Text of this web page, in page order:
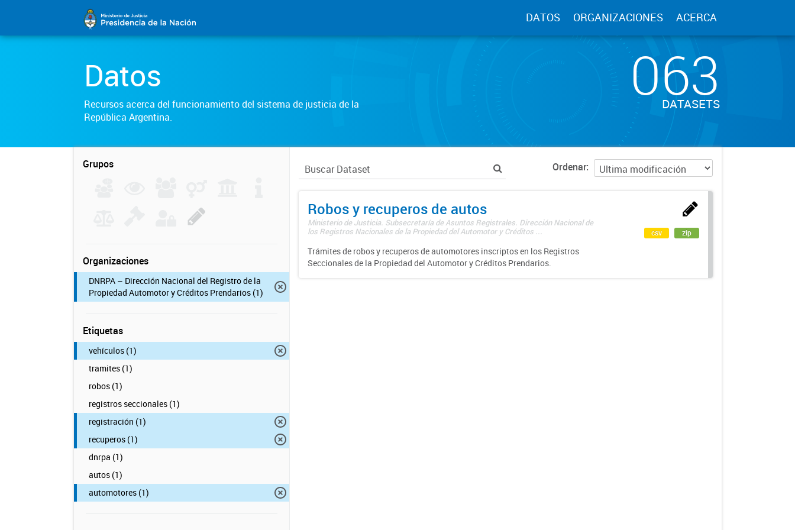
DATOS ORGANIZACIONES ACERCA
Datos
Recursos acerca del funcionamiento del sistema de justicia de la
República Argentina.
063
DATASETS
Grupos
Organizaciones
DNRPA – Dirección Nacional del Registro de la
Propiedad Automotor y Créditos Prendarios (1)
Etiquetas
vehículos (1)
tramites (1)
robos (1)
registros seccionales (1)
registración (1)
recuperos (1)
dnrpa (1)
autos (1)
automotores (1)
Ordenar
Robos y recuperos de autos
Ministerio de Justicia. Subsecretaría de Asuntos Registrales. Dirección Nacional de
los Registros Nacionales de la Propiedad del Automotor y Créditos ...
Trámites de robos y recuperos de automotores inscriptos en los Registros
Seccionales de la Propiedad del Automotor y Créditos Prendarios.
csv zip